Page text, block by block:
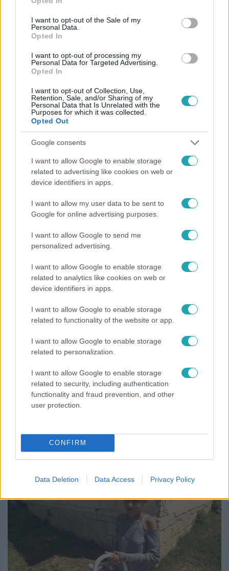
use your data for below specified purposes in below Google
consent section.
I want to opt-out of the Sale of my
Personal Data.
Opted In
I want to opt-out of processing my
Personal Data for Targeted Advertising.
Opted In
I want to opt-out of Collection, Use,
Retention, Sale, and/or Sharing of my
Personal Data that Is Unrelated with the
Purposes for which it was collected.
Opted Out
Google consents
I want to allow Google to enable storage
related to advertising like cookies on web or
device identifiers in apps.
I want to allow my user data to be sent to
Google for online advertising purposes.
I want to allow Google to send me
personalized advertising.
I want to allow Google to enable storage
related to analytics like cookies on web or
device identifiers in apps.
I want to allow Google to enable storage
related to functionality of the website or app.
I want to allow Google to enable storage
related to personalization.
I want to allow Google to enable storage
related to security, including authentication
functionality and fraud prevention, and other
user protection.
CONFIRM
Data Deletion Data Access Privacy Policy
Facebookon is!
UEFA #SPORT #ÖSSZEFOGLALÓ FOCI
FUTBALL #LABDARÚGÁS
FRAN GONZÁLEZ
Népszerű